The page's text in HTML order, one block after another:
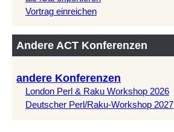
Vortrag einreichen
Andere ACT Konferenzen
andere Konferenzen
London Perl & Raku Workshop 2026
Deutscher Perl/Raku-Workshop 2027